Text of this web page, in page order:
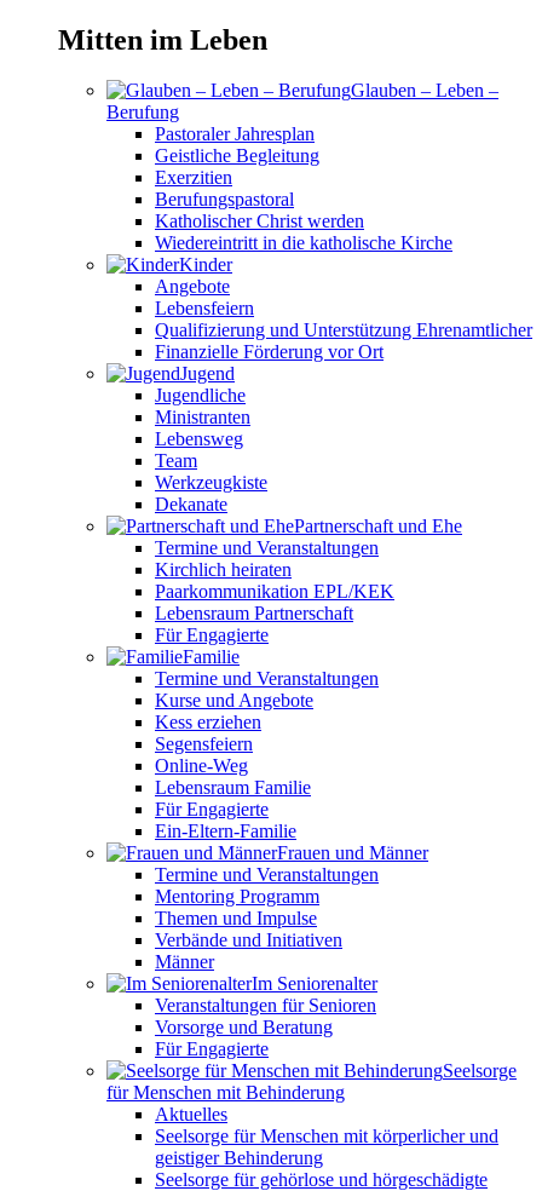
Mitten im Leben
Glauben – Leben –
Berufung
Pastoraler Jahresplan
Geistliche Begleitung
Exerzitien
Berufungspastoral
Katholischer Christ werden
Wiedereintritt in die katholische Kirche
Kinder
Angebote
Lebensfeiern
Qualifizierung und Unterstützung Ehrenamtlicher
Finanzielle Förderung vor Ort
Jugend
Jugendliche
Ministranten
Lebensweg
Team
Werkzeugkiste
Dekanate
Partnerschaft und Ehe
Termine und Veranstaltungen
Kirchlich heiraten
Paarkommunikation EPL/KEK
Lebensraum Partnerschaft
Für Engagierte
Familie
Termine und Veranstaltungen
Kurse und Angebote
Kess erziehen
Segensfeiern
Online-Weg
Lebensraum Familie
Für Engagierte
Ein-Eltern-Familie
Frauen und Männer
Termine und Veranstaltungen
Mentoring Programm
Themen und Impulse
Verbände und Initiativen
Männer
Im Seniorenalter
Veranstaltungen für Senioren
Vorsorge und Beratung
Für Engagierte
Seelsorge
für Menschen mit Behinderung
Aktuelles
Seelsorge für Menschen mit körperlicher und
geistiger Behinderung
Seelsorge für gehörlose und hörgeschädigte